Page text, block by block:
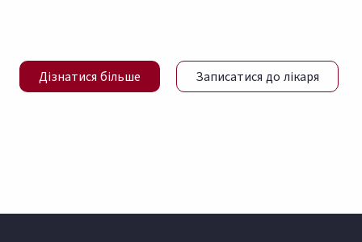
Дізнатися більше Записатися до лікаря